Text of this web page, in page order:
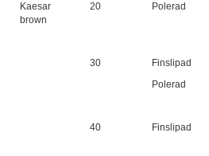
Kaesar
brown
20 Polerad
30
Finslipad
Polerad
40
Finslipad